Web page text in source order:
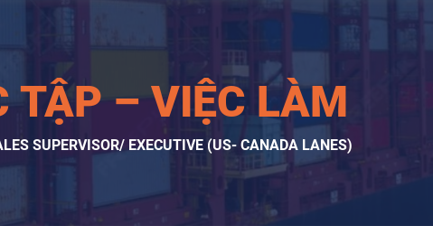
TẬP – VIỆC LÀM
SUPERVISOR/ EXECUTIVE (US- CANADA LANES)